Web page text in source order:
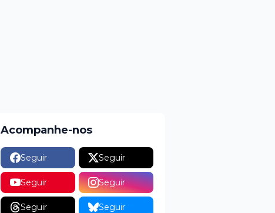
Acompanhe-nos
Seguir Seguir
Seguir Seguir
Seguir Seguir